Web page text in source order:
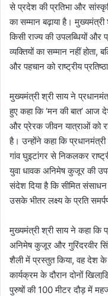
से प्रदेश की प्रतिभा और
का सम्मान बढ़ाया है।
किसी राज्य की उपलब्धियों
व्यक्तियों का सम्मान नहीं होता,
और पहचान को राष्ट्रीय
मुख्यमंत्री श्री साय ने
हुए कहा कि ‘मन की बात’ आज
और प्रेरक जीवन यात्राओं को
है। उन्होंने कहा कि
गांव घुइटांगर से निकलकर
युवा धावक अनिमेष कुजूर की
संदेश दिया है कि सीमित
उसके भीतर लक्ष्य के प्रति
मुख्यमंत्री श्री साय ने कहा कि
अनिमेष कुजूर और गुरिंदरवीर
शैली में प्रस्तुत किया, वह देश
कार्यक्रम के दौरान दोनों
पुरुषों की 100 मीटर दौड़ में महज